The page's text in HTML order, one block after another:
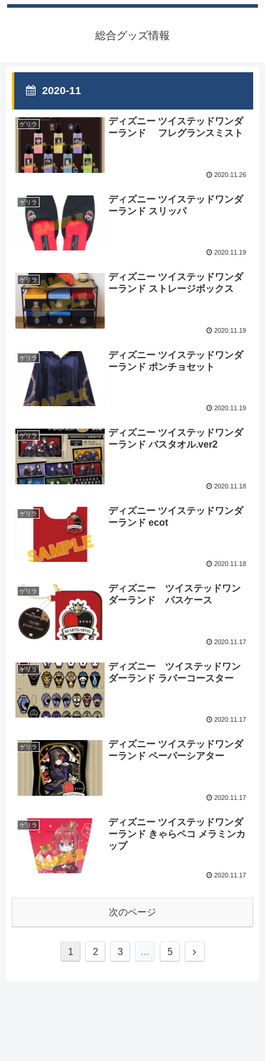
総合グッズ情報
2020-11
ゲリラ
ディズニー ツイステッドワンダ
ーランド フレグランスミスト
2020.11.26
ゲリラ
ディズニー ツイステッドワンダ
ーランド スリッパ
2020.11.19
ゲリラ
ディズニー ツイステッドワンダ
ーランド ストレージボックス
2020.11.19
ゲリラ
ディズニー ツイステッドワンダ
ーランド ポンチョセット
2020.11.19
ゲリラ
ディズニー ツイステッドワンダ
ーランド バスタオル.ver2
2020.11.18
ゲリラ
ディズニー ツイステッドワンダ
ーランド ecot
2020.11.18
ゲリラ
ディズニー ツイステッドワン
ダーランド パスケース
2020.11.17
ゲリラ
ディズニー ツイステッドワン
ダーランド ラバーコースター
2020.11.17
ゲリラ
ディズニー ツイステッドワンダ
ーランド ペーパーシアター
2020.11.17
ゲリラ
ディズニー ツイステッドワンダ
ーランド きゃらペコ メラミンカ
ップ
2020.11.17
次のページ
1 2 3 … 5